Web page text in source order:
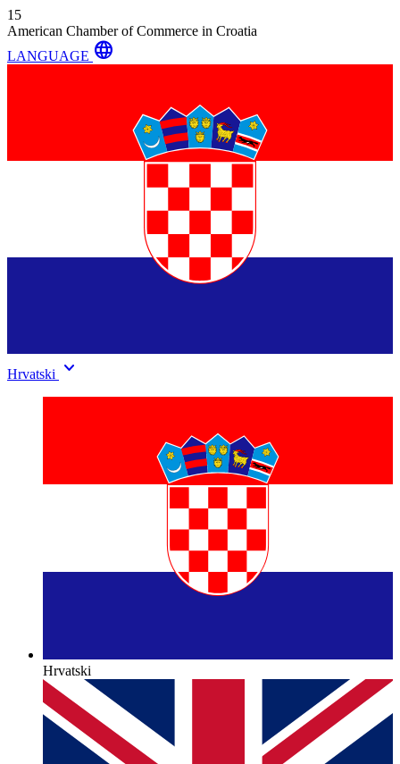
15
American Chamber of Commerce in Croatia
LANGUAGE language
Hrvatski keyboard_arrow_down
Hrvatski